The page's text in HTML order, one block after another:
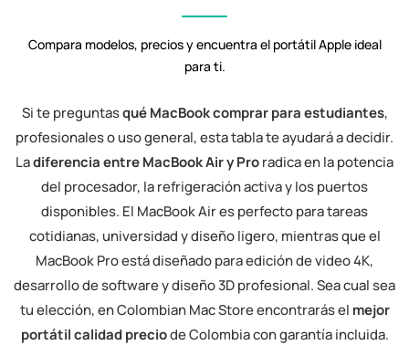
Compara modelos, precios y encuentra el portátil Apple ideal
para ti.
Si te preguntasqué MacBook comprar para estudiantes,
profesionales o uso general, esta tabla te ayudará a decidir.
Ladiferencia entre MacBook Air y Proradica en la potencia
del procesador, la refrigeración activa y los puertos
disponibles. El MacBook Air es perfecto para tareas
cotidianas, universidad y diseño ligero, mientras que el
MacBook Pro está diseñado para edición de video 4K,
desarrollo de software y diseño 3D profesional. Sea cual sea
tu elección, en Colombian Mac Store encontrarás el mejor
portátil calidad preciode Colombia con garantía incluida.